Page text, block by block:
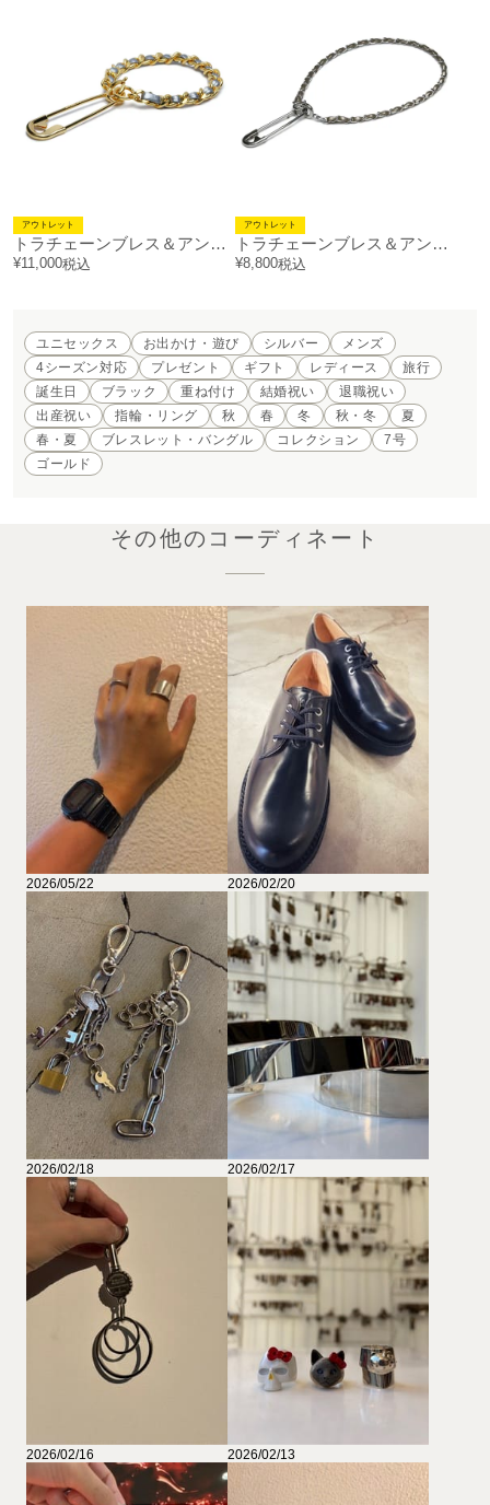
トラチェーンブレス＆アンクレット 太 / ゴールド
アウトレット
¥11,000税込
トラチェーンブレス＆アンクレット 細 / シルバー
アウトレット
¥8,800税込
ユニセックス お出かけ・遊び シルバー
メンズ
4シーズン対応
プレゼント ギフト レディース
旅行
誕生日
ブラック 重ね付け 結婚祝い
退職祝い
出産祝い
指輪・リング 秋 春 冬 秋・冬
夏
春・夏
ブレスレット・バングル コレクション
7号
ゴールド
その他のコーディネート
2026/05/22 2026/02/20
2026/02/18 2026/02/17
2026/02/16 2026/02/13